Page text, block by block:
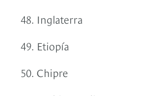
48. Inglaterra
49. Etiopía
50. Chipre